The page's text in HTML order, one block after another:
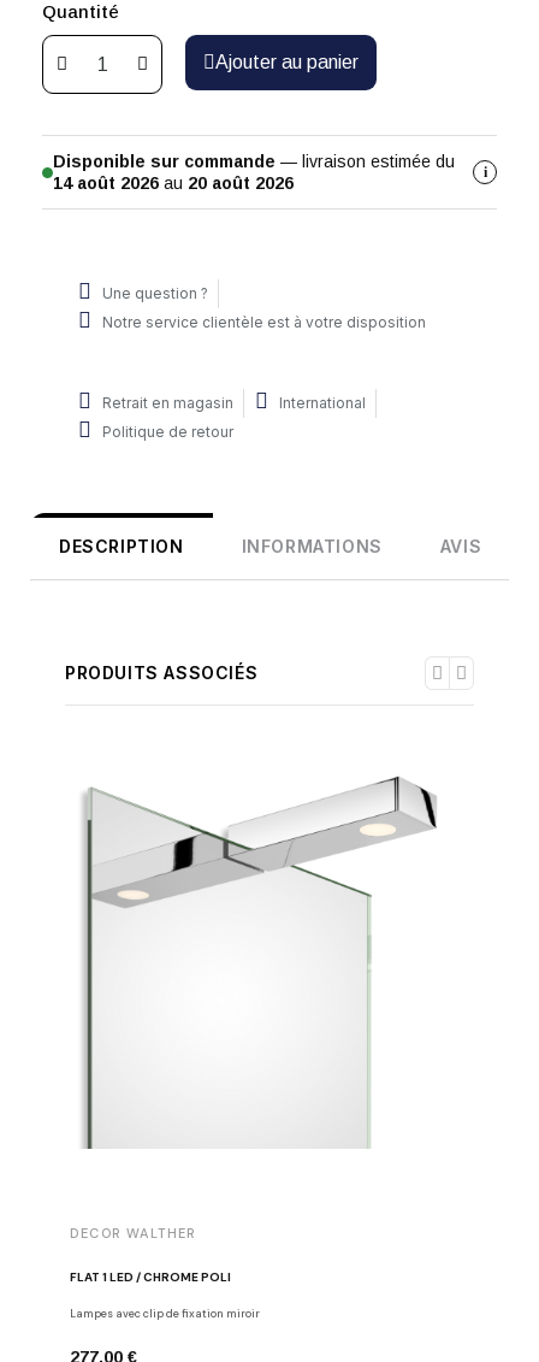
Quantité
Ajouter au panier
Disponible sur commande — livraison estimée du
14 août 2026 au 20 août 2026
i
Une question ?
Notre service clientèle est à votre disposition
Retrait en magasin
International
Politique de retour
DESCRIPTION INFORMATIONS AVIS
PRODUITS ASSOCIÉS
DECOR WALTHER
FLAT 1 LED / CHROME POLI
Lampes avec clip de fixation miroir
277,00 €